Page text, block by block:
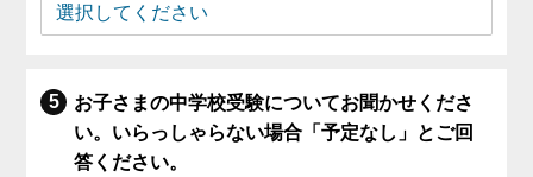
お子さまの中学校受験についてお聞かせくださ
い。いらっしゃらない場合「予定なし」とご回
答ください。